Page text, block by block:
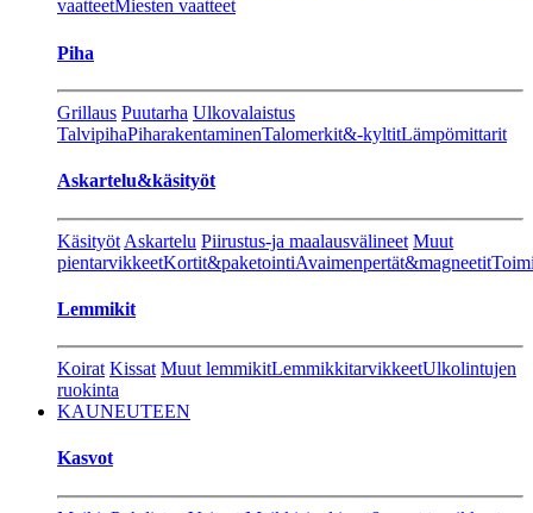
vaatteetMiesten vaatteet
Piha
Grillaus Puutarha Ulkovalaistus
TalvipihaPiharakentaminenTalomerkit&-kyltitLämpömittarit
Askartelu&käsityöt
Käsityöt Askartelu Piirustus-ja maalausvälineet Muut
pientarvikkeetKortit&paketointiAvaimenpertät&magneetit
Lemmikit
Koirat Kissat Muut lemmikitLemmikkitarvikkeetUlkolintujen
ruokinta
KAUNEUTEEN
Kasvot